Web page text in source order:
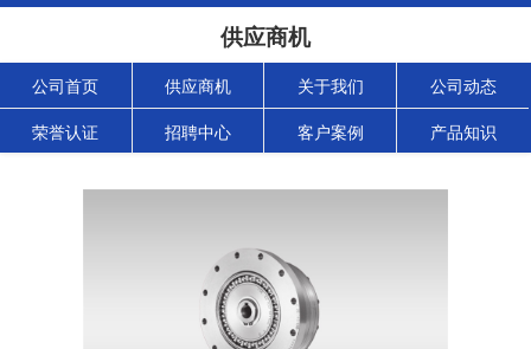
供应商机
公司首页 供应商机 关于我们 公司动态
荣誉认证 招聘中心 客户案例 产品知识